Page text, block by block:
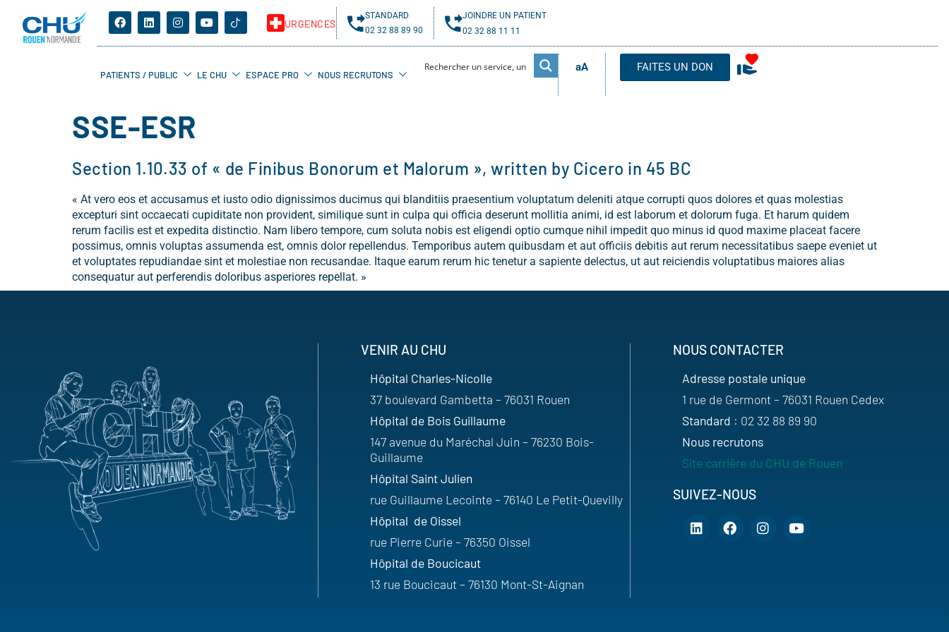
URGENCES
STANDARD
02 32 88 89 90
JOINDRE UN PATIENT
02 32 88 11 11
PATIENTS / PUBLIC LE CHU ESPACE PRO NOUS RECRUTONS
aA FAITES UN DON
SSE-ESR
Section 1.10.33 of « de Finibus Bonorum et Malorum », written by Cicero in 45 BC
« At vero eos et accusamus et iusto odio dignissimos ducimus qui blanditiis praesentium voluptatum deleniti atque corrupti quos dolores et quas molestias
excepturi sint occaecati cupiditate non provident, similique sunt in culpa qui officia deserunt mollitia animi, id est laborum et dolorum fuga. Et harum quidem
rerum facilis est et expedita distinctio. Nam libero tempore, cum soluta nobis est eligendi optio cumque nihil impedit quo minus id quod maxime placeat facere
possimus, omnis voluptas assumenda est, omnis dolor repellendus. Temporibus autem quibusdam et aut officiis debitis aut rerum necessitatibus saepe eveniet ut
et voluptates repudiandae sint et molestiae non recusandae. Itaque earum rerum hic tenetur a sapiente delectus, ut aut reiciendis voluptatibus maiores alias
consequatur aut perferendis doloribus asperiores repellat. »
VENIR AU CHU
Hôpital Charles-Nicolle
37 boulevard Gambetta – 76031 Rouen
Hôpital de Bois Guillaume
147 avenue du Maréchal Juin – 76230 Bois-
Guillaume
Hôpital Saint Julien
rue Guillaume Lecointe – 76140 Le Petit-Quevilly
Hôpital de Oissel
rue Pierre Curie – 76350 Oissel
Hôpital de Boucicaut
13 rue Boucicaut – 76130 Mont-St-Aignan
NOUS CONTACTER
Adresse postale unique
1 rue de Germont – 76031 Rouen Cedex
Standard : 02 32 88 89 90
Nous recrutons
Site carrière du CHU de Rouen
SUIVEZ-NOUS